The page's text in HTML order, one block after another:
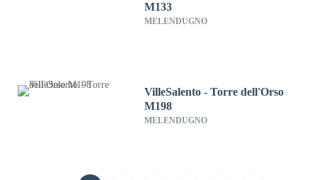
M133
MELENDUGNO
VilleSalento - Torre dell'Orso
M198
MELENDUGNO